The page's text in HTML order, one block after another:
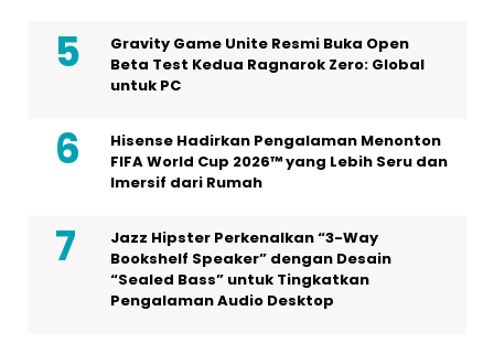
Gravity Game Unite Resmi Buka Open
Beta Test Kedua Ragnarok Zero: Global
untuk PC
Hisense Hadirkan Pengalaman Menonton
FIFA World Cup 2026™ yang Lebih Seru dan
Imersif dari Rumah
Jazz Hipster Perkenalkan “3-Way
Bookshelf Speaker” dengan Desain
“Sealed Bass” untuk Tingkatkan
Pengalaman Audio Desktop